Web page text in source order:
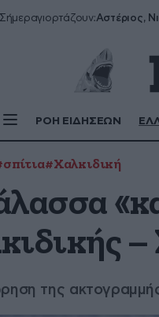
Σήμεραγιορτάζουν:Αστέριος,
ΡΟΗ ΕΙΔΗΣΕΩΝ
#Χαλκιδική
–
της